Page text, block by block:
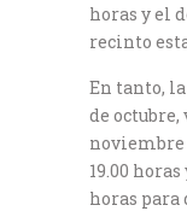
horas y el
recinto
En tanto,
de octubre,
noviembre
19.00
horas